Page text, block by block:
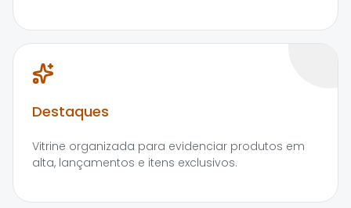
Destaques
Vitrine organizada para evidenciar produtos em
alta, lançamentos e itens exclusivos.